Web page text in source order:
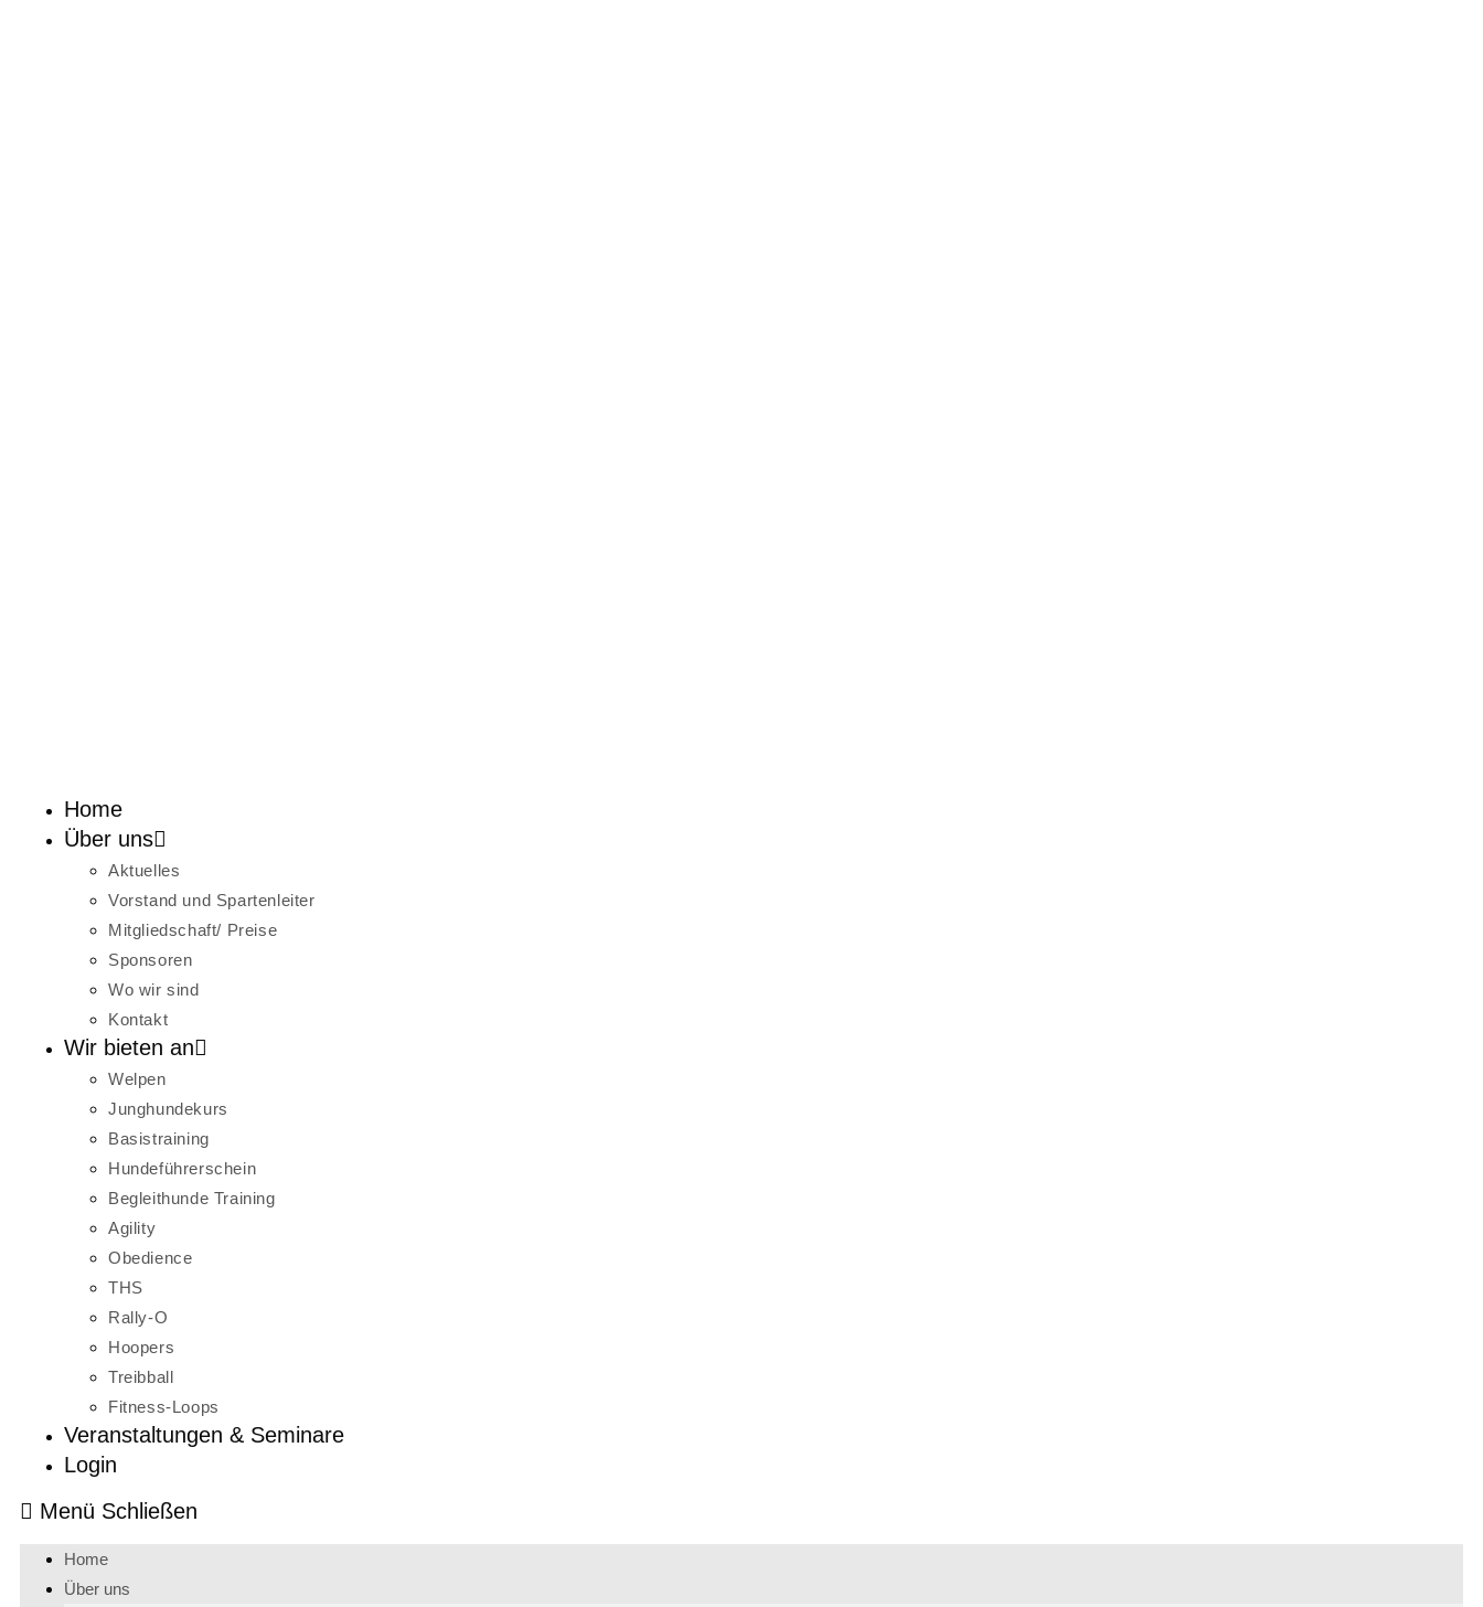
Home
Über uns
Aktuelles
Vorstand und Spartenleiter
Mitgliedschaft/ Preise
Sponsoren
Wo wir sind
Kontakt
Wir bieten an
Welpen
Junghundekurs
Basistraining
Hundeführerschein
Begleithunde Training
Agility
Obedience
THS
Rally-O
Hoopers
Treibball
Fitness-Loops
Veranstaltungen & Seminare
Login
Menü Schließen
Home
Über uns